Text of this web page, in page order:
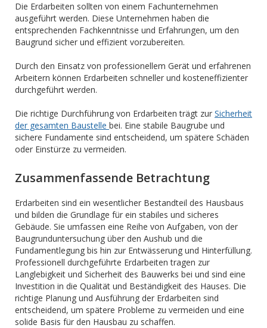
Die Erdarbeiten sollten von einem Fachunternehmen
ausgeführt werden. Diese Unternehmen haben die
entsprechenden Fachkenntnisse und Erfahrungen, um den
Baugrund sicher und effizient vorzubereiten.
Durch den Einsatz von professionellem Gerät und erfahrenen
Arbeitern können Erdarbeiten schneller und kosteneffizienter
durchgeführt werden.
Die richtige Durchführung von Erdarbeiten trägt zur Sicherheit
der gesamten Baustelle bei. Eine stabile Baugrube und
sichere Fundamente sind entscheidend, um spätere Schäden
oder Einstürze zu vermeiden.
Zusammenfassende Betrachtung
Erdarbeiten sind ein wesentlicher Bestandteil des Hausbaus
und bilden die Grundlage für ein stabiles und sicheres
Gebäude. Sie umfassen eine Reihe von Aufgaben, von der
Baugrunduntersuchung über den Aushub und die
Fundamentlegung bis hin zur Entwässerung und Hinterfüllung.
Professionell durchgeführte Erdarbeiten tragen zur
Langlebigkeit und Sicherheit des Bauwerks bei und sind eine
Investition in die Qualität und Beständigkeit des Hauses. Die
richtige Planung und Ausführung der Erdarbeiten sind
entscheidend, um spätere Probleme zu vermeiden und eine
solide Basis für den Hausbau zu schaffen.